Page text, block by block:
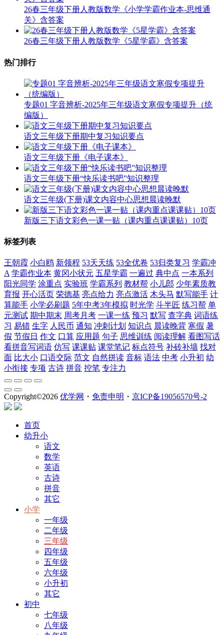
26春三年级下册人教版数学《小学学霸作业本-思维通
关》含答案
26春三年级下册人教版数学《5星学霸》含答案
热门排行
专题01 字音辨析-2025年三年级语文寒假专项提升（统
编版）
语文三年级下册期中复习知识要点
语文三年级下册《电子课本》
语文三年级下册“快乐读书吧”知识整理
语文三年级(下册)课文内容中心思想晨读晚默
新版三下语文彩色一课一贴（课内重点课课贴）10页
标签列表
王朝霞 小白鸥 新领程 53天天练 53全优卷 53归类复习 学霸冲
A 学霸作业本 黄冈小状元 五星学霸 一遍过 典中点 一本系列
阳光同学 涂重点 实验班 学霸系列 教材帮 小儿郎 少年素质教
育报 开心活页 荣德基 亮点给力 亮点激活 木头马 默写能手 计
算能手 小学必刷题 5年中考3年模拟 时光学 斗半匠 练习帮 单
元测试 期中期末 周考月考 一课一练 预习 默写 查字典 词语练
习 易错 生字 人民币 通知 冲刺计划 知识点 晨读晚背 寒假 暑
假 节假日 作文 口算 应用题 句子 思维训练 阅读理解 看图写话
看拼音写词语 仿写 课课贴 课堂笔记 标点符号 补砖补墙 找对
面 比大小 口语交际 范文 自然拼读 音标 语法 中考 小升初 幼
小衔接 专项 古诗 拼音 控笔 专注力
Copyright©2026 优学网 ・ 免责申明 ・ 京ICP备19056570号-2
首页
幼升小
语文
数学
英语
古诗
拼音
其它
小学
一年级
二年级
三年级
四年级
五年级
六年级
小升初
其它
初中
七年级
八年级